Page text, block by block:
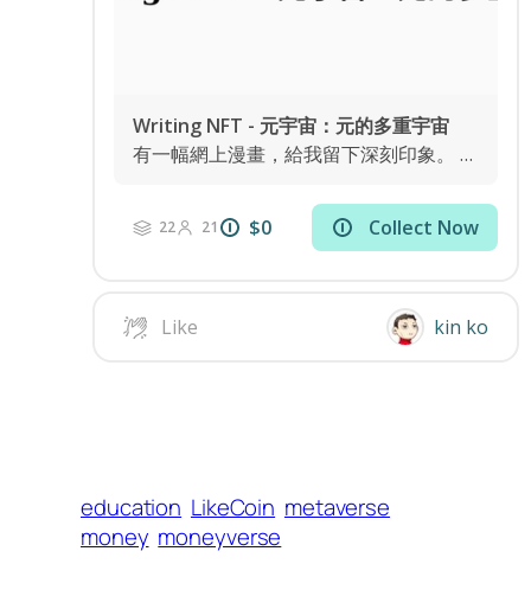
education LikeCoin metaverse
money moneyverse